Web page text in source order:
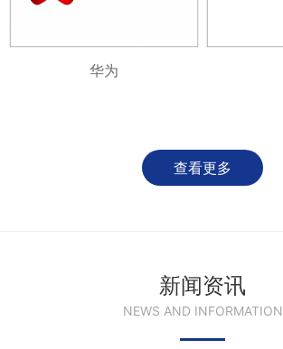
华为
查看更多
新闻资讯
NEWS AND INFORMATION